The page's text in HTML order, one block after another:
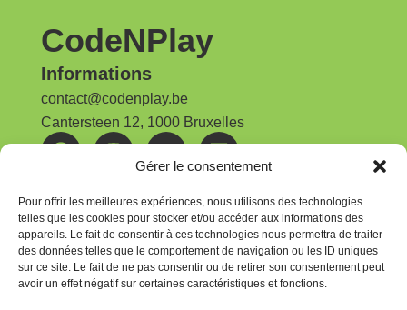
Gérer le consentement
Pour offrir les meilleures expériences, nous utilisons des technologies
telles que les cookies pour stocker et/ou accéder aux informations des
appareils. Le fait de consentir à ces technologies nous permettra de traiter
des données telles que le comportement de navigation ou les ID uniques
sur ce site. Le fait de ne pas consentir ou de retirer son consentement peut
avoir un effet négatif sur certaines caractéristiques et fonctions.
CodeNPlay
Informations
contact@codenplay.be
Cantersteen 12, 1000 Bruxelles
Nos publications
Rapport d'activités | 2025
Newsletter
Pour rester au courant, abonnez-vous à la
newsletter CodeNPlay